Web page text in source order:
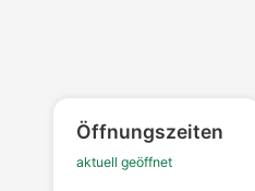
Öffnungszeiten
aktuell geöffnet